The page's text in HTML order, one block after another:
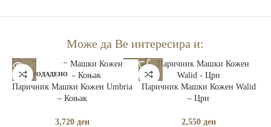
Може да Ве интересира и:
РАСПРОДАДЕНО
Паричник Машки Кожен Umbria
– Коњак
3,720 ден
Паричник Машки Кожен Walid
– Црн
2,550 ден